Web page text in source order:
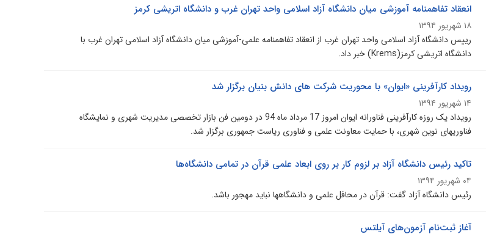
انعقاد تفاهمنامه آموزشی میان دانشگاه آزاد اسلامی واحد تهران غرب و دانشگاه اتریشی کرمز
۱۸ شهریور ۱۳۹۴
رییس دانشگاه آزاد اسلامی واحد تهران غرب از انعقاد تفاهمنامه علمی-آموزشی میان دانشگاه آزاد اسلامی تهران غرب با
دانشگاه اتریشی کرمز(Krems) خبر داد.
رویداد کارآفرینی «ایوان» با محوریت شرکت های دانش بنیان برگزار شد
۱۴ شهریور ۱۳۹۴
رویداد یک روزه کارآفرینی فناورانه ایوان امروز 17 مرداد ماه 94 در دومین فن بازار تخصصی مدیریت شهری و نمایشگاه
فناوریهای نوین شهری، با حمایت معاونت علمی و فناوری ریاست جمهوری برگزار شد.
تاکید رئیس دانشگاه آزاد بر لزوم کار بر روی ابعاد علمی قرآن در تمامی دانشگاه‌ها
۰۴ شهریور ۱۳۹۴
رئیس دانشگاه آزاد گفت: قرآن در محافل علمی و دانشگاه‎ها نباید مهجور باشد.
آغاز ثبت‌نام آزمون‌های آیلتس